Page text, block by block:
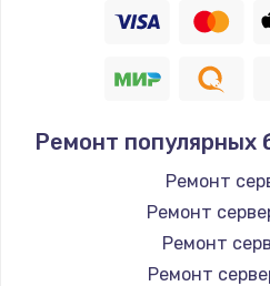
Замена
490
Защита
1290
Ремонт популярных
Ремонт
Ремонт
Ремонт
Ремонт